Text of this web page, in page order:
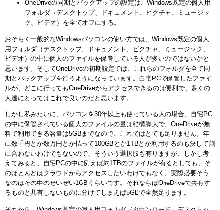
OneDriveの同期とバックアップの設定は、Windows既定の個人用
フォルダ（デスクトップ、ドキュメント、ピクチャ、ミュージッ
ク、ビデオ）を全てオフにする。
おそらく一般的なWindowsパソコンの使い方では、Windows既定の個人
用フォルダ（デスクトップ、ドキュメント、ピクチャ、ミュージック、
ビデオ）の中に個人のファイルを保管している人が多いのではないかと
思います。そしてOneDriveの初期設定では、これらのフォルダを全て同
期とバックアップを行うようになっています。自宅PCで保管したファイ
ルが、どこに行ってもOneDriveからアクセスできるのは便利で、多くの
人達にとってはこれで良いのだと思います。
しかし私みたいに、パソコンを30年以上も使っている人の場合、自宅PC
の中に保管されている個人のファイルの量は結構膨大で、OneDriveが無
料で利用できる容量は5GBまでなので、これではとても足りません。年
に数千円とか数万円とか払って100GBとか1TBとか利用するのも決して割
に合わないわけでもないので、そういう選択肢も有りますが、しかし考
えてみると、自宅PCの中に例えば約1TBのファイルが有るとしても、そ
のほとんどはクラウドからアクセスしたいわけでもなく、実際必要そう
なのはその中のせいぜい1GBくらいです。それならばOneDriveで共有す
るものと共有しないものに分けてしまえば5GBで全然足ります。